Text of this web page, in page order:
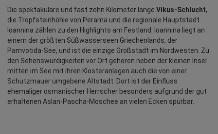
Die spektakuläre und fast zehn Kilometer lange Vikus-Schlucht,
die Tropfsteinhöhle von Perama und die regionale Hauptstadt
Ioannina zählen zu den Highlights am Festland. Ioannina liegt an
einem der größten Süßwasserseen Griechenlands, der
Pamvotida-See, und ist die einzige Großstadt im Nordwesten. Zu
den Sehenswürdigkeiten vor Ort gehören neben der kleinen Insel
mitten im See mit ihren Klosteranlagen auch die von einer
Schutzmauer umgebene Altstadt. Dort ist der Einfluss
ehemaliger osmanischer Herrscher besonders aufgrund der gut
erhaltenen Aslan-Pascha-Moschee an vielen Ecken spürbar.